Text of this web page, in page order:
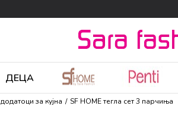
ДЕЦА
додатоци за кујна SF HOME тегла сет 3 парчиња